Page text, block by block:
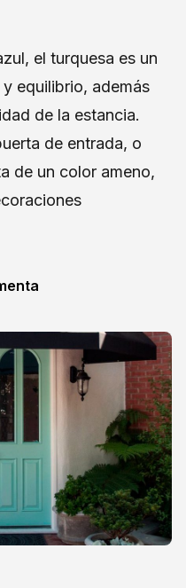
el turquesa es un
equilibrio, además
de la estancia.
de entrada, o
de un color ameno,